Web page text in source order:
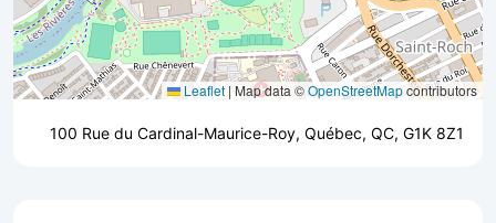
Leaflet | Map data ©OpenStreetMapcontributors
100 Rue du Cardinal-Maurice-Roy, Québec, QC, G1K 8Z1